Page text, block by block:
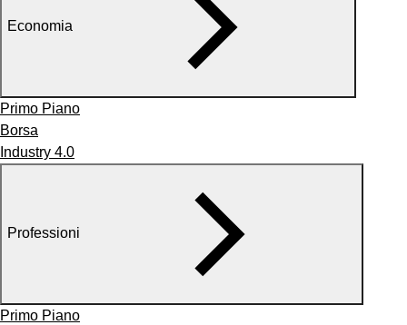
Economia
Primo Piano
Borsa
Industry 4.0
Professioni
Primo Piano